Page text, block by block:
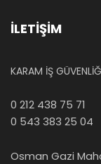
İLETİŞİM
KARAM İŞ
0 212 438 75 71
0 543 383 25 04
Osman Gazi